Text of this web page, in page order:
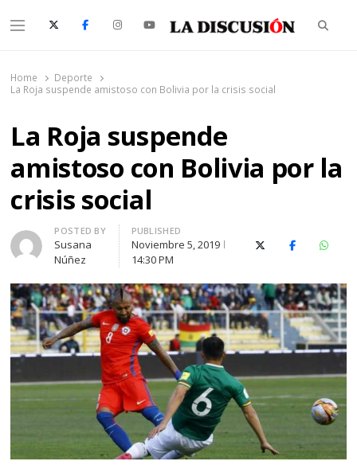
Menu
Home
Deporte
La Roja suspende amistoso con Bolivia por la crisis social
La Roja suspende
amistoso con Bolivia por la
crisis social
Author
POSTED BY
Susana
Núñez
PUBLISHED
Noviembre 5, 2019
14:30 PM
X (Twitter)Facebook